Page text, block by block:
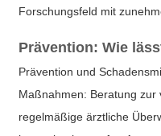
Forschungsfeld mit
Prävention: Wie
Prävention und
Maßnahmen: Beratung zur
regelmäßige ärztliche